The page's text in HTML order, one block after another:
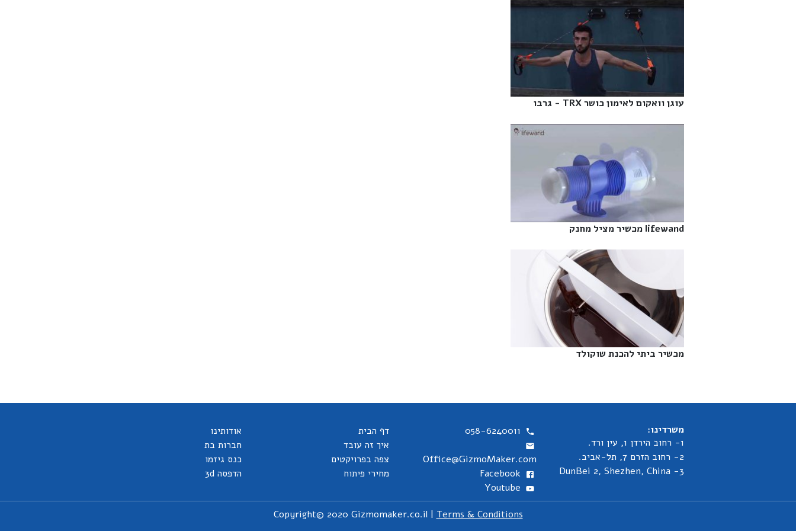
עוגן וואקום לאימון כושר TRX - גרבו‎
lifewand מכשיר מציל מחנק‎
מכשיר ביתי להכנת שוקולד‎
משרדינו:
1- רחוב הירדן 1, עין ורד.
2- רחוב הזרם 7, תל-אביב.
3- DunBei 2, Shezhen, China
058-6240011
Office@GizmoMaker.com
Facebook
Youtube
דף הבית
איך זה עובד
צפה בפרויקטים
מחירי פיתוח
אודותינו
חברות בת
כנס גיזמו
הדפסה 3d
Copyright© 2020 Gizmomaker.co.il | Terms & Conditions